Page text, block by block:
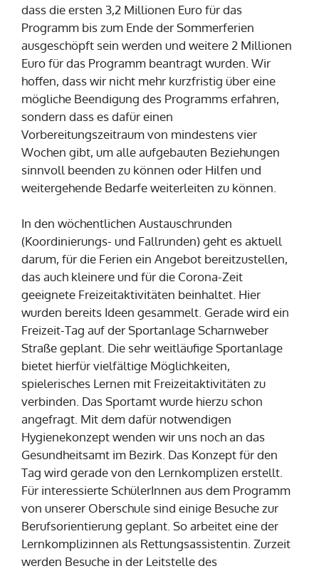
dass die ersten 3,2 Millionen Euro für das
Programm bis zum Ende der Sommerferien
ausgeschöpft sein werden und weitere 2 Millionen
Euro für das Programm beantragt wurden. Wir
hoffen, dass wir nicht mehr kurzfristig über eine
mögliche Beendigung des Programms erfahren,
sondern dass es dafür einen
Vorbereitungszeitraum von mindestens vier
Wochen gibt, um alle aufgebauten Beziehungen
sinnvoll beenden zu können oder Hilfen und
weitergehende Bedarfe weiterleiten zu können.
In den wöchentlichen Austauschrunden
(Koordinierungs- und Fallrunden) geht es aktuell
darum, für die Ferien ein Angebot bereitzustellen,
das auch kleinere und für die Corona-Zeit
geeignete Freizeitaktivitäten beinhaltet. Hier
wurden bereits Ideen gesammelt. Gerade wird ein
Freizeit-Tag auf der Sportanlage Scharnweber
Straße geplant. Die sehr weitläufige Sportanlage
bietet hierfür vielfältige Möglichkeiten,
spielerisches Lernen mit Freizeitaktivitäten zu
verbinden. Das Sportamt wurde hierzu schon
angefragt. Mit dem dafür notwendigen
Hygienekonzept wenden wir uns noch an das
Gesundheitsamt im Bezirk. Das Konzept für den
Tag wird gerade von den Lernkomplizen erstellt.
Für interessierte SchülerInnen aus dem Programm
von unserer Oberschule sind einige Besuche zur
Berufsorientierung geplant. So arbeitet eine der
Lernkomplizinnen als Rettungsassistentin. Zurzeit
werden Besuche in der Leitstelle des